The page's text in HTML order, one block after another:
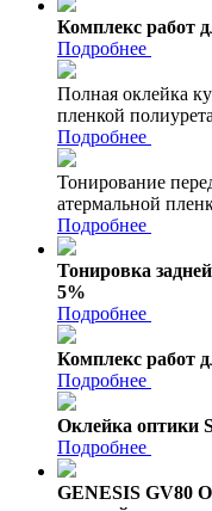
Комплекс работ
Подробнее
Полная оклейка
пленкой
Подробнее
Тонирование
атермальной
Подробнее
Тонировка
5%
Подробнее
Комплекс работ
Подробнее
Оклейка оптики
Подробнее
GENESIS GV80